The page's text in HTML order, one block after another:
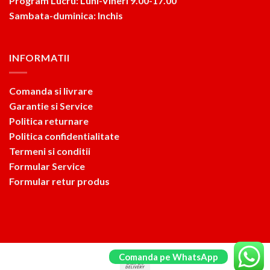
Sambata-duminica: Inchis
INFORMATII
Comanda si livrare
Garantie si Service
Politica returnare
Politica confidentialitate
Termeni si conditii
Formular Service
Formular retur produs
Comanda pe WhatsApp